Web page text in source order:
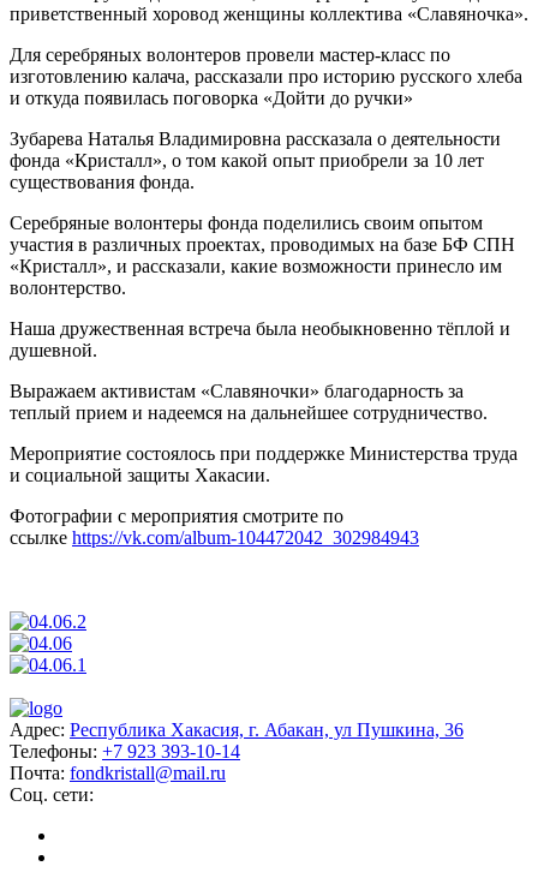
приветственный хоровод женщины коллектива «Славяночка».
Для серебряных волонтеров провели мастер-класс по
изготовлению калача, рассказали про историю русского хлеба
и откуда появилась поговорка «Дойти до ручки»
Зубарева Наталья Владимировна рассказала о деятельности
фонда «Кристалл», о том какой опыт приобрели за 10 лет
существования фонда.
Серебряные волонтеры фонда поделились своим опытом
участия в различных проектах, проводимых на базе БФ СПН
«Кристалл», и рассказали, какие возможности принесло им
волонтерство.
Наша дружественная встреча была необыкновенно тёплой и
душевной.
Выражаем активистам «Славяночки» благодарность за
теплый прием и надеемся на дальнейшее сотрудничество.
Мероприятие состоялось при поддержке Министерства труда
и социальной защиты Хакасии.
Фотографии с мероприятия смотрите по
ссылке https://vk.com/album-104472042_302984943
Адрес: Республика Хакасия, г. Абакан, ул Пушкина, 36
Телефоны: +7 923 393-10-14
Почта: fondkristall@mail.ru
Соц. сети: